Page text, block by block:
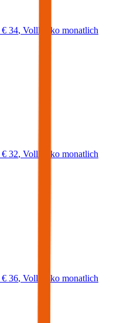
€ 34, Vollkasko monatlich
€ 32, Vollkasko monatlich
€ 36, Vollkasko monatlich